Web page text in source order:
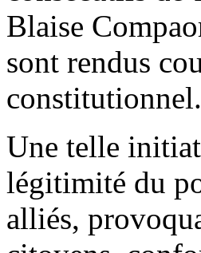
Blaise
sont rendus
constitutionnel.
Une telle
légitimité du
alliés,